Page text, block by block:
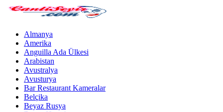
Almanya
Amerika
Anguilla Ada Ülkesi
Arabistan
Avustralya
Avusturya
Bar Restaurant Kameralar
Belçika
Beyaz Rusya